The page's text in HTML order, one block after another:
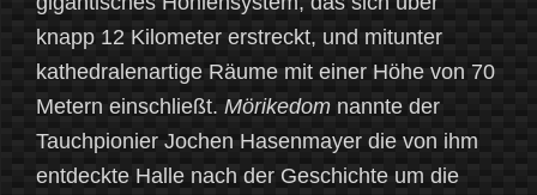
knapp 12 Kilometer erstreckt, und mitunter
kathedralenartige Räume mit einer Höhe von 70
Metern einschließt. Mörikedom nannte der
Tauchpionier Jochen Hasenmayer die von ihm
entdeckte Halle nach der Geschichte um die